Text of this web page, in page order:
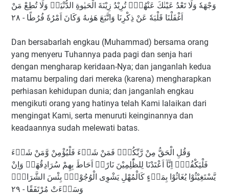
وَجْهَهٗ وَلَا تَعْدُ عَيْنٰكَ عَنْهُمْۚ تُرِيْدُ زِيْنَةَ الْحَيٰوةِ الدُّنْيَاۚ وَلَا تُطِعْ مَنْ
اَغْفَلْنَا قَلْبَهٗ عَنْ ذِكْرِنَا وَاتَّبَعَ هَوٰىهُ وَكَانَ اَمْرُهٗ فُرُطًا - ٢٨
Dan bersabarlah engkau (Muhammad) bersama orang
yang menyeru Tuhannya pada pagi dan senja hari
dengan mengharap keridaan-Nya; dan janganlah kedua
matamu berpaling dari mereka (karena) mengharapkan
perhiasan kehidupan dunia; dan janganlah engkau
mengikuti orang yang hatinya telah Kami lalaikan dari
mengingat Kami, serta menuruti keinginannya dan
keadaannya sudah melewati batas.
وَقُلِ الْحَقُّ مِنْ رَّبِّكُمْۗ فَمَنْ شَاۤءَ فَلْيُؤْمِنْ وَّمَنْ شَاۤءَ
فَلْيَكْفُرْۚ اِنَّآ اَعْتَدْنَا لِلظّٰلِمِيْنَ نَارًاۙ اَحَاطَ بِهِمْ سُرَادِقُهَاۗ وَاِنْ
يَّسْتَغِيْثُوْا يُغَاثُوْا بِمَاۤءٍ كَالْمُهْلِ يَشْوِى الْوُجُوْهَۗ بِئْسَ الشَّرَابُۗ
وَسَاۤءَتْ مُرْتَفَقًا - ٢٩